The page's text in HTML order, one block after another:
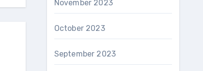
November 2023
October 2023
September 2023